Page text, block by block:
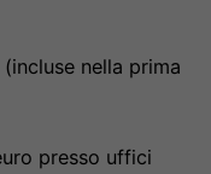
nella prima
presso uffici